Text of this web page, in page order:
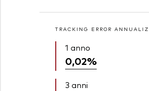
TRACKING ERROR
1 anno
0,02%
3 anni